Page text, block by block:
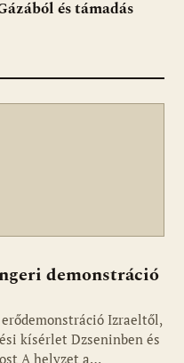
és támadás
demonstráció
Izraeltől,
kísérlet Dzseninben és
A helyzet a…